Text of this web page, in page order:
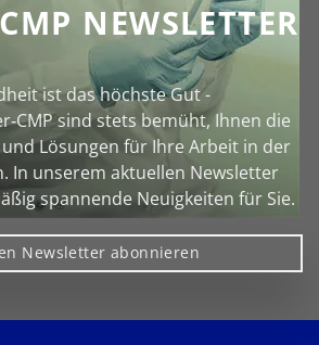
NEWSLETTER
ist das höchste Gut -
sind stets bemüht, Ihnen die
Lösungen für Ihre Arbeit in der
In unserem aktuellen Newsletter
spannende Neuigkeiten für Sie.
Newsletter abonnieren